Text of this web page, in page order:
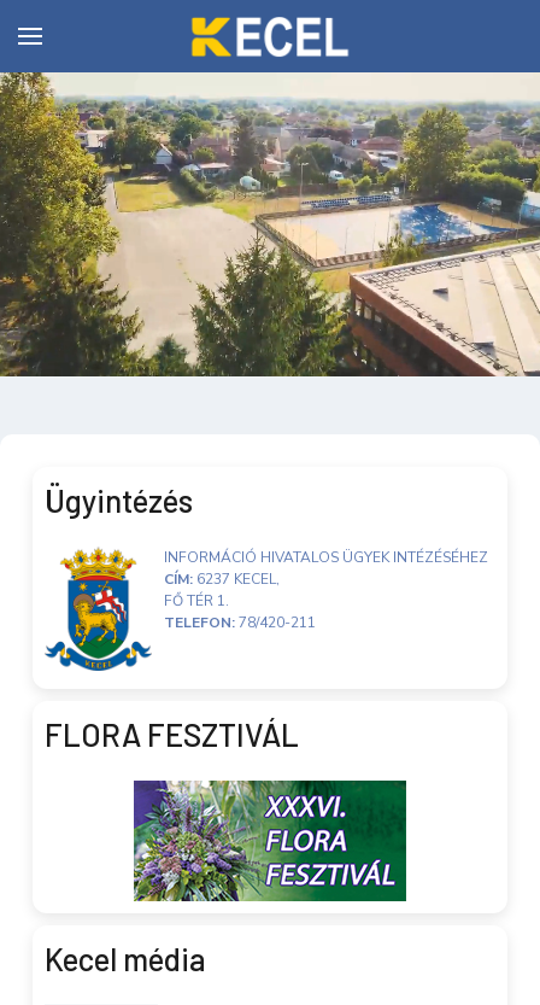
Ügyintézés
INFORMÁCIÓ HIVATALOS ÜGYEK INTÉZÉSÉHEZ
CÍM: 6237 KECEL,
FŐ TÉR 1.
TELEFON:78/420-211
FLORA FESZTIVÁL
Kecel média